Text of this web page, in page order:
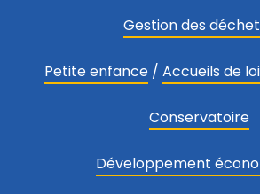
Gestion des
Petite enfance / Accueils de
Conservatoire
Développement